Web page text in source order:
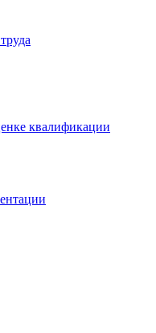
квалификации